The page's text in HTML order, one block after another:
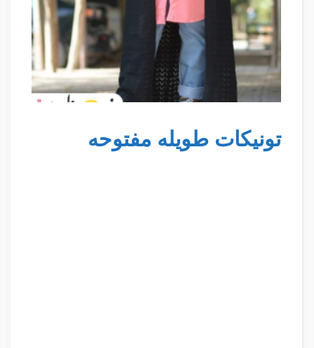
تونيكات طويله مفتوحه